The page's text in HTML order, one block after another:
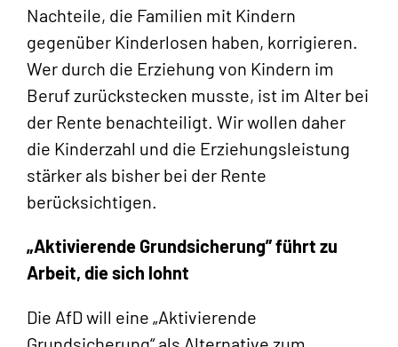
Nachteile, die Familien mit Kindern
gegenüber Kinderlosen haben, korrigieren.
Wer durch die Erziehung von Kindern im
Beruf zurückstecken musste, ist im Alter bei
der Rente benachteiligt. Wir wollen daher
die Kinderzahl und die Erziehungsleistung
stärker als bisher bei der Rente
berücksichtigen.
„Aktivierende Grundsicherung” führt zu
Arbeit, die sich lohnt
Die AfD will eine „Aktivierende